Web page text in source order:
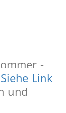
-
Siehe Link
und